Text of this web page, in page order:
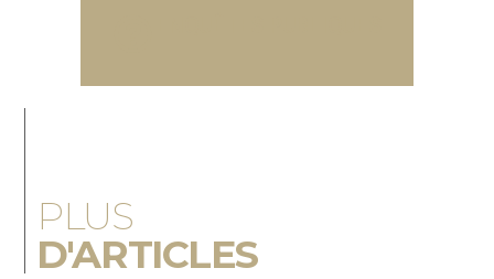
PLUS
D'ARTICLES